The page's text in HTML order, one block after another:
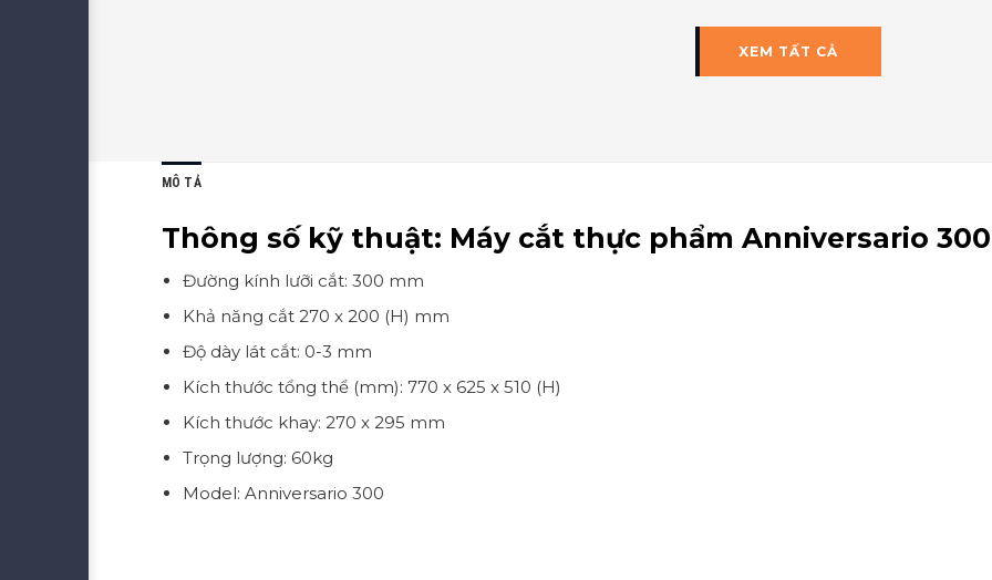
XEM TẤT CẢ
MÔ TẢ
Thông số kỹ thuật: Máy cắt thực phẩm Anniversario
Đường kính lưỡi cắt: 300 mm
Khả năng cắt 270 x 200 (H) mm
Độ dày lát cắt: 0-3 mm
Kích thước tổng thể (mm): 770 x 625 x 510 (H)
Kích thước khay: 270 x 295 mm
Trọng lượng: 60kg
Model: Anniversario 300